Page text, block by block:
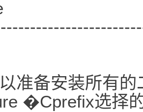
准备安装所有
�Cprefix选择